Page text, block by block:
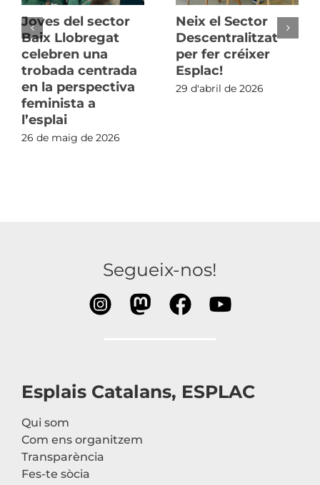
Joves del sector
Baix Llobregat
celebren una
trobada centrada
en la perspectiva
feminista a
l’esplai
26 de maig de 2026
Neix el Sector
Descentralitzat
per fer créixer
Esplac!
29 d'abril de 2026
Segueix-nos!
Esplais Catalans, ESPLAC
Qui som
Com ens organitzem
Transparència
Fes-te sòcia